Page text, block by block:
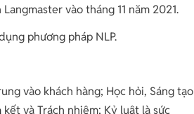
vào tháng 11 năm 2021.
phương pháp NLP.
vào khách hàng; Học hỏi, Sáng tạo
và Trách nhiệm; Kỷ luật là sức